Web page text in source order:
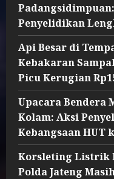
Penyelidikan
Api Besar di
Kebakaran
Picu Kerugian
Upacara Bendera
Kolam: Aksi
Kebangsaan HUT
Korsleting Listrik
Polda Jateng